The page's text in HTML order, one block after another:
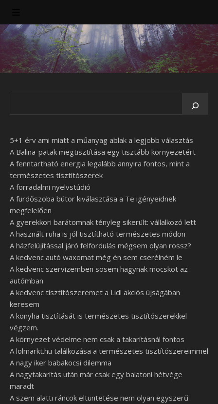
5+1 érv ami miatt a műanyag ablak a legjobb választás
A Balina-patak megtisztítása egy tisztább környezetért
A fenntartható energia legalább annyira fontos, mint a
természetes tisztítószerek
A forradalmi nyelvstúdió
A fürdőszoba bútor kiválasztása a Te igényeidnek
megfelelően
A gyerekkori barátomnak tényleg sikerült: vállalkozó lett
A használt ruha is jól tisztítható természetes módon
A házfelújítással járó felfordulás mégsem olyan rossz?
A kedvenc autó waxomat még én sem cserélném le
A kedvenc szervizemben sosem hagynak mocskot az
autómban
A kedvenc tisztítószeremet a Lidl akciós újságában
keresem
A konyha tisztítását is természetes tisztítószerekkel
végzem.
A környezet védelme nem csak a takarításnál fontos
A lolmarkt.hu találkozása a természetes tisztítószereimmel
A nagy iker babakocsi dilemma
A nagytakarítás után már csak egy balatoni hétvége
maradt
A szem alatti ráncok eltüntetése nem olyan egyszerű